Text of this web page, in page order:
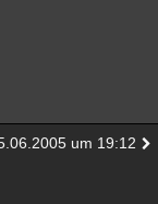
um 19:12